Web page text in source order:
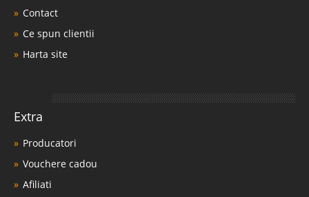
Contact
Ce spun clientii
Harta site
Extra
Producatori
Vouchere cadou
Afiliati